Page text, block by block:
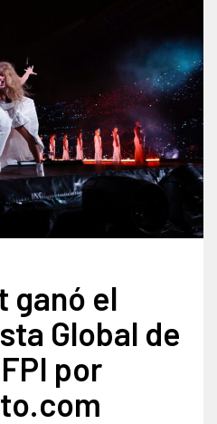
ganó el
Global de
por